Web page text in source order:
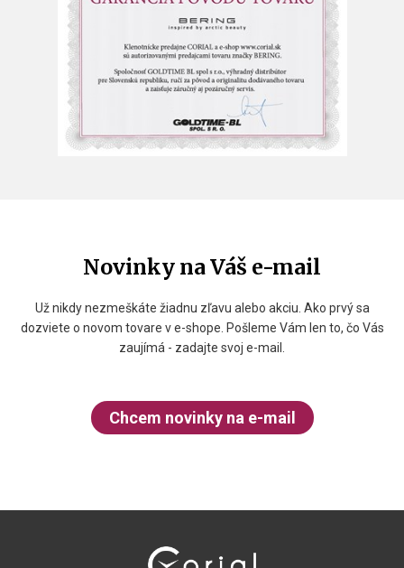
Novinky na Váš e-mail
Už nikdy nezmeškáte žiadnu zľavu alebo akciu. Ako prvý sa
dozviete o novom tovare v e-shope. Pošleme Vám len to, čo Vás
zaujímá - zadajte svoj e-mail.
Chcem novinky na e-mail